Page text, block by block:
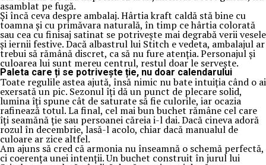
asamblat pe fugă.
Și încă ceva despre ambalaj. Hârtia kraft caldă stă bine cu
toamna și cu primăvara naturală, în timp ce hârtia colorată
sau cea cu finisaj satinat se potrivește mai degrabă verii vesele
și iernii festive. Dacă albastrul lui Stitch e vedeta, ambalajul ar
trebui să rămână discret, ca să nu fure atenția. Personajul și
culoarea lui sunt mereu centrul, restul doar le servește.
Paleta care ți se potrivește ție, nu doar calendarului
Toate regulile astea ajută, însă nimic nu bate intuiția când o ai
exersată un pic. Sezonul îți dă un punct de plecare solid,
lumina îți spune cât de saturate să fie culorile, iar ocazia
rafinează totul. La final, cel mai bun buchet rămâne cel care
îți seamănă ție sau persoanei căreia i-l dai. Dacă cineva adoră
rozul în decembrie, lasă-l acolo, chiar dacă manualul de
culoare ar zice altfel.
Am ajuns să cred că armonia nu înseamnă o schemă perfectă,
ci coerența unei intenții. Un buchet construit în jurul lui